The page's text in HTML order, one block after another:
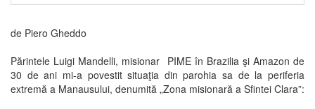
de Piero Gheddo
Părintele Luigi Mandelli, misionar PIME în Brazilia şi Amazon de
30 de ani mi-a povestit situaţia din parohia sa de la periferia
extremă a Manausului, denumită „Zona misionară a Sfintei Clara”: